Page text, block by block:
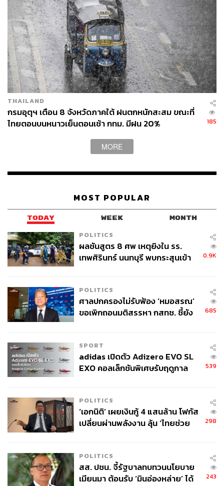
Facebook:www.facebook.com/theplace.khaolak
Instagram:www.instagram.com/theplace.khaolak
Map:
TAGS: The Place Khao Lak Surfing คาเฟ่
ทะเล
กีฬาเซิร์ฟ
409
พลอยจันทร์ สุขคง
Senior Content Creator ประจำกองไลฟ์สไตล์
สำนักข่าว THE STANDARD
THAILAND
กรมอุตุฯ เตือน 8 จังหวัดภาคใต้ ฝนตกหนักสะสม ขณะที่
ไทยตอนบนหนาวเย็นตอนเช้า กทม. มีฝน 20%
185
MORE
MOST POPULAR
TODAY WEEK MONTH
POLITICS
ผลชันสูตร 8 ศพ เหตุยิงใน รร.
เทพศิรินทร์ นนทบุรี พบกระสุนเข้า
0.9K
POLITICS
ศาลปกครองไม่รับฟ้อง ‘หมอสรณ’
ขอเพิกถอนมติสรรหา กสทช. ชี้ยัง
685
SPORT
adidas เปิดตัว Adizero EVO SL
EXO คอลเล็กชันพิเศษรับฤดูกาล
539
POLITICS
‘เอกนิติ’ เผยเงินกู้ 4 แสนล้าน โฟกัส
เปลี่ยนผ่านพลังงาน ลุ้น ‘ไทยช่วย
298
POLITICS
สส. ปชน. จี้รัฐบาลทบทวนนโยบาย
เมียนมา ต้อนรับ ‘มินอ่องหล่าย’ ได้
243